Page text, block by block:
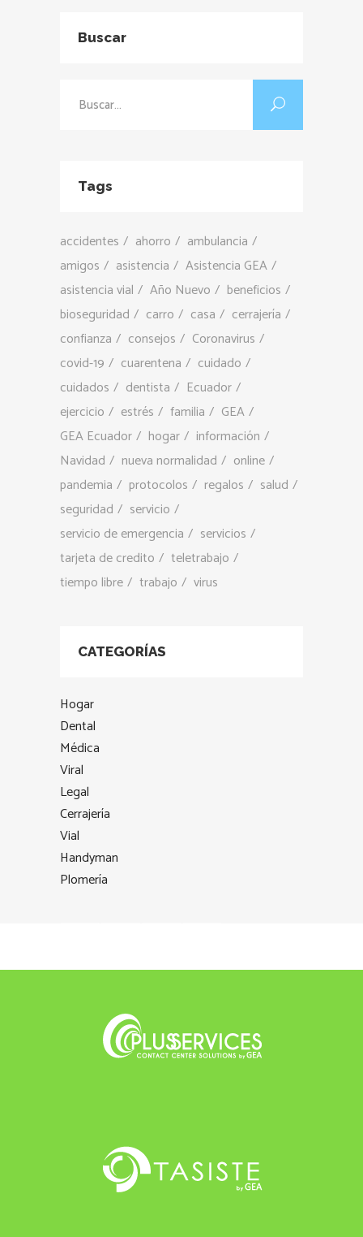
Buscar
Tags
accidentes ahorro
ambulancia
amigos
asistencia
Asistencia GEA
asistencia vial
Año Nuevo
beneficios
bioseguridad
carro casa
cerrajería
confianza
consejos
Coronavirus
covid-19
cuarentena
cuidado
cuidados
dentista
Ecuador
ejercicio
estrés familia
GEA
GEA Ecuador
hogar
información
Navidad
nueva normalidad
online
pandemia
protocolos regalos
salud
seguridad
servicio
servicio de emergencia
servicios
tarjeta de credito
teletrabajo
tiempo libre
trabajo virus
CATEGORÍAS
Hogar
Dental
Médica
Viral
Legal
Cerrajería
Vial
Handyman
Plomería